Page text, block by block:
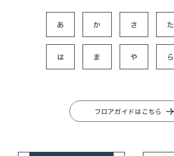
あ か さ た
は ま や ら
フロアガイドはこちら